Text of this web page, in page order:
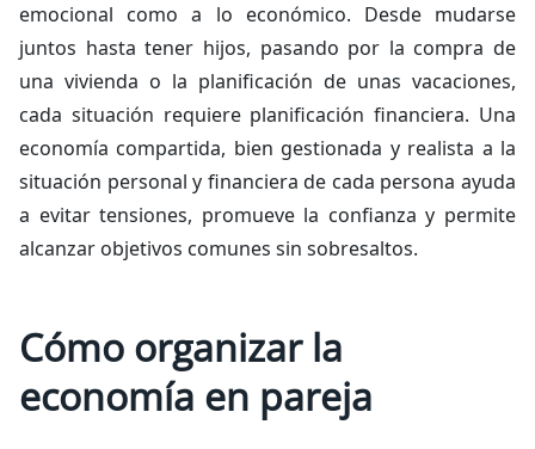
emocional como a lo económico. Desde mudarse
juntos hasta tener hijos, pasando por la compra de
una vivienda o la planificación de unas vacaciones,
cada situación requiere planificación financiera. Una
economía compartida, bien gestionada y realista a la
situación personal y financiera de cada persona ayuda
a evitar tensiones, promueve la confianza y permite
alcanzar objetivos comunes sin sobresaltos.
Cómo organizar la
economía en pareja